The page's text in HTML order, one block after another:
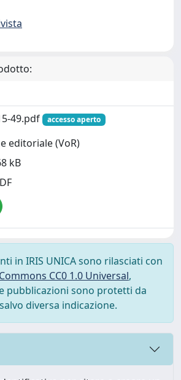
49.pdf
accesso aperto
editoriale (VoR)
kB
in IRIS UNICA sono rilasciati con
CC0 1.0 Universal,
pubblicazioni sono protetti da
diversa indicazione.